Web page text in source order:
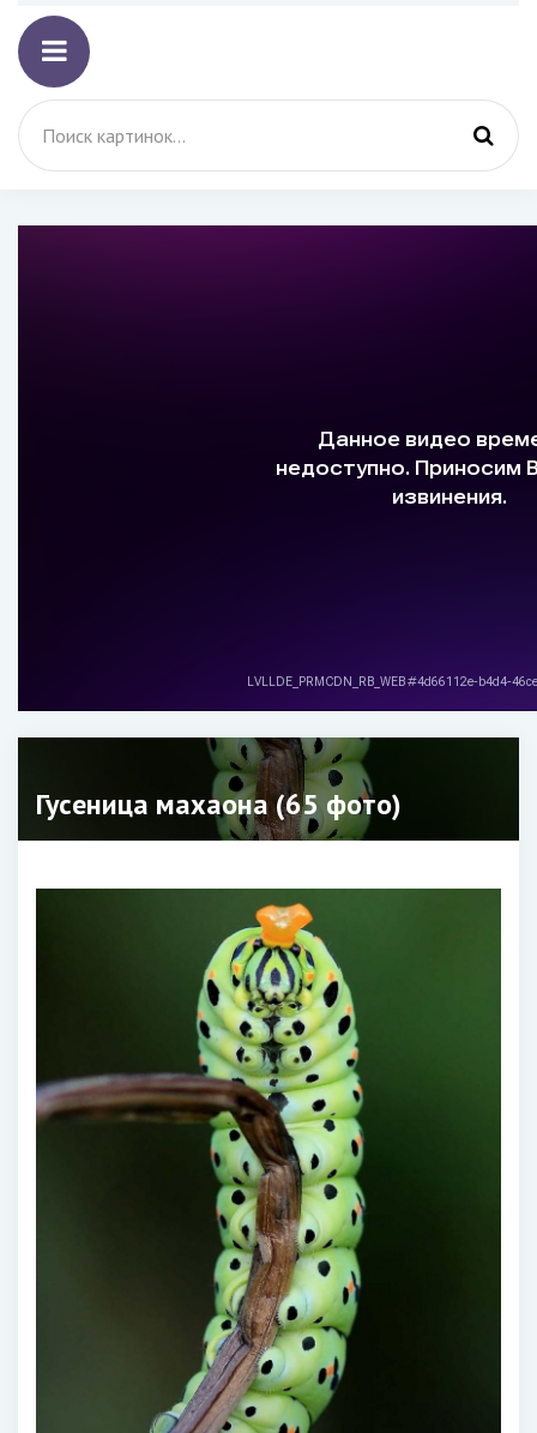
Гусеница махаона (65 фото)